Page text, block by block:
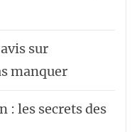
sur
manquer
: les secrets des